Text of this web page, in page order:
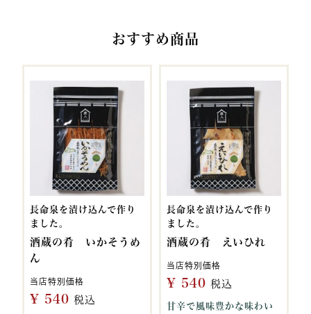
おすすめ商品
長命泉を漬け込んで作り
ました。
酒蔵の肴 いかそうめ
ん
当店特別価格
¥ 540 税込
長命泉を漬け込んで作り
ました。
酒蔵の肴 えいひれ
当店特別価格
¥ 540 税込
甘辛で風味豊かな味わい